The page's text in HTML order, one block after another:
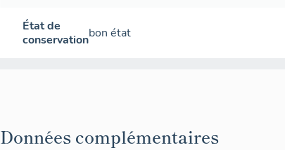
État de
conservationbon état
Données complémentaires